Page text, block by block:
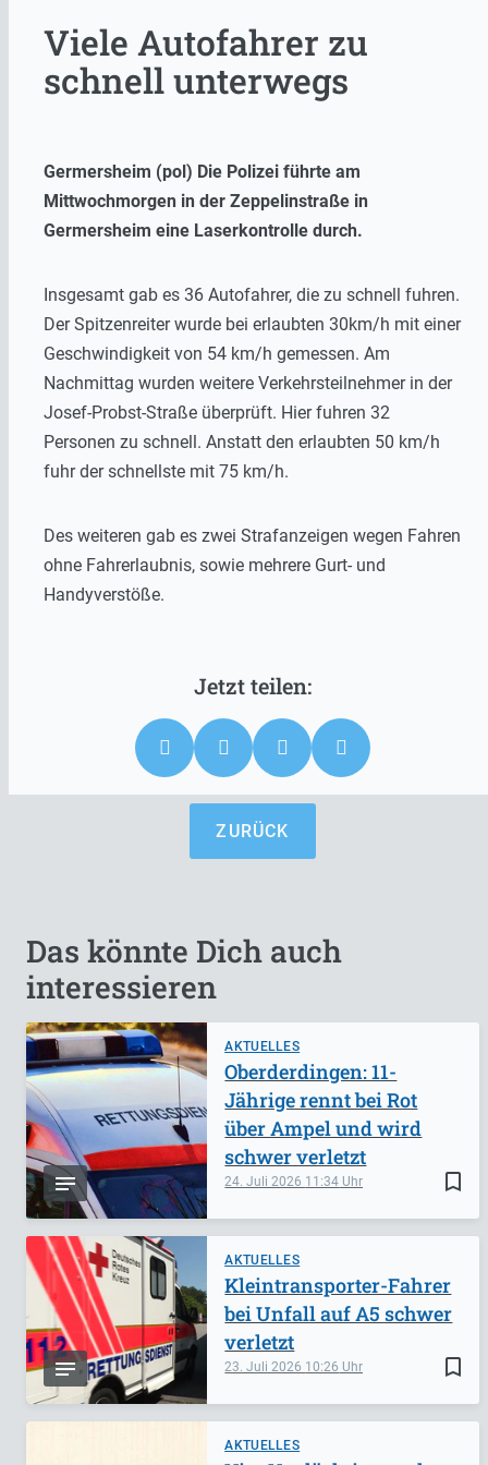
Viele Autofahrer zu
schnell unterwegs
Germersheim (pol) Die Polizei führte am
Mittwochmorgen in der Zeppelinstraße in
Germersheim eine Laserkontrolle durch.
Insgesamt gab es 36 Autofahrer, die zu schnell fuhren.
Der Spitzenreiter wurde bei erlaubten 30km/h mit einer
Geschwindigkeit von 54 km/h gemessen. Am
Nachmittag wurden weitere Verkehrsteilnehmer in der
Josef-Probst-Straße überprüft. Hier fuhren 32
Personen zu schnell. Anstatt den erlaubten 50 km/h
fuhr der schnellste mit 75 km/h.
Des weiteren gab es zwei Strafanzeigen wegen Fahren
ohne Fahrerlaubnis, sowie mehrere Gurt- und
Handyverstöße.
ZURÜCK
Das könnte Dich auch
interessieren
AKTUELLES
bookmark_border
24. Juli 2026 11:34
Oberderdingen: 11-
Jährige rennt bei Rot
über Ampel und wird
schwer verletzt
AKTUELLES
bookmark_border
23. Juli 2026 10:26
Kleintransporter-Fahrer
bei Unfall auf A5 schwer
verletzt
AKTUELLES